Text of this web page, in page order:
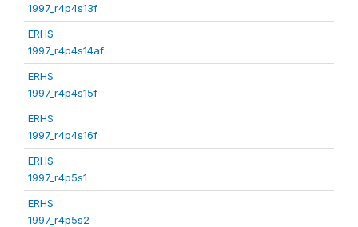
1997_r4p4s13f
ERHS
1997_r4p4s14af
ERHS
1997_r4p4s15f
ERHS
1997_r4p4s16f
ERHS
1997_r4p5s1
ERHS
1997_r4p5s2